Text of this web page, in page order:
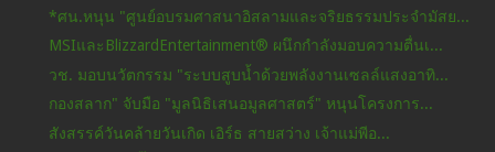
*ศน.หนุน "ศูนย์อบรมศาสนาอิสลามและจริยธรรมประจำมัสย...
MSIและBlizzardEntertainment® ผนึกกำลังมอบความตื่นเ...
วช. มอบนวัตกรรม "ระบบสูบน้ำด้วยพลังงานเซลล์แสงอาทิ...
กองสลาก" จับมือ "มูลนิธิเสนอมูลศาสตร์" หนุนโครงการ...
สังสรรค์วันคล้ายวันเกิด เอิร์ธ สายสว่าง เจ้าแม่พีอ...